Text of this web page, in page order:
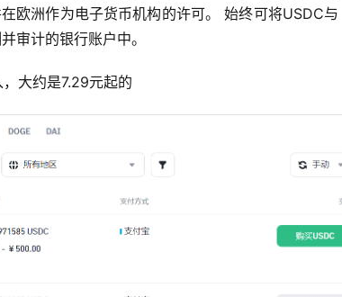
欧洲作为电子货币机构的许可。 始终可将USDC与
审计的银行账户中。
大约是7.29元起的